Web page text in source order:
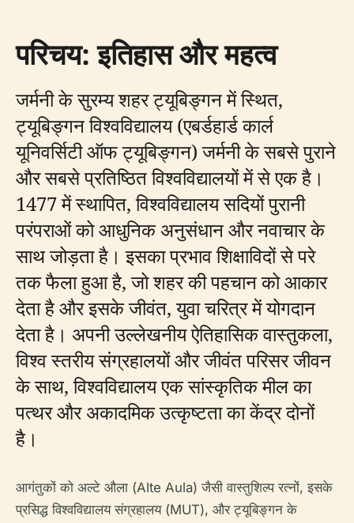
परिचय: इतिहास और महत्व
जर्मनी के सुरम्य शहर ट्यूबिङ्गन में स्थित,
ट्यूबिङ्गन विश्वविद्यालय (एबर्डहार्ड कार्ल
यूनिवर्सिटी ऑफ ट्यूबिङ्गन) जर्मनी के सबसे पुराने
और सबसे प्रतिष्ठित विश्वविद्यालयों में से एक है।
1477 में स्थापित, विश्वविद्यालय सदियों पुरानी
परंपराओं को आधुनिक अनुसंधान और नवाचार के
साथ जोड़ता है। इसका प्रभाव शिक्षाविदों से परे
तक फैला हुआ है, जो शहर की पहचान को आकार
देता है और इसके जीवंत, युवा चरित्र में योगदान
देता है। अपनी उल्लेखनीय ऐतिहासिक वास्तुकला,
विश्व स्तरीय संग्रहालयों और जीवंत परिसर जीवन
के साथ, विश्वविद्यालय एक सांस्कृतिक मील का
पत्थर और अकादमिक उत्कृष्टता का केंद्र दोनों
है।
आगंतुकों को अल्टे औला (Alte Aula) जैसी वास्तुशिल्प रत्नों, इसके
प्रसिद्ध विश्वविद्यालय संग्रहालय (MUT), और ट्यूबिङ्गन के